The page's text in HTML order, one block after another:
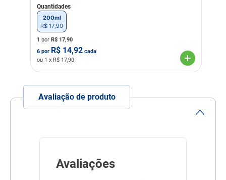
Quantidades
200ml
R$ 17 90
1 por R$ 17,90
6 por R$ 14,92 cada
ou 1 x R$ 17,90
Avaliação de produto
Avaliações